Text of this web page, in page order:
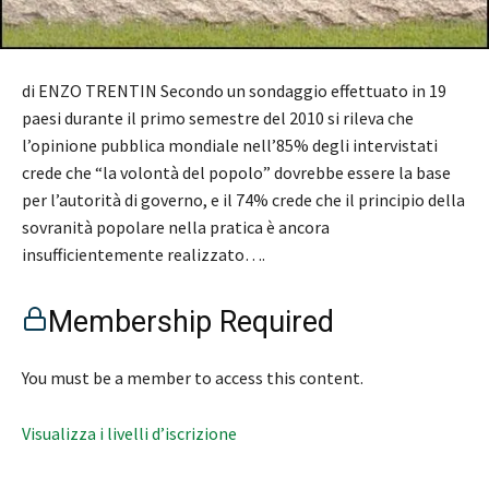
di ENZO TRENTIN Secondo un sondaggio effettuato in 19
paesi durante il primo semestre del 2010 si rileva che
l’opinione pubblica mondiale nell’85% degli intervistati
crede che “la volontà del popolo” dovrebbe essere la base
per l’autorità di governo, e il 74% crede che il principio della
sovranità popolare nella pratica è ancora
insufficientemente realizzato….
Membership Required
You must be a member to access this content.
Visualizza i livelli d’iscrizione